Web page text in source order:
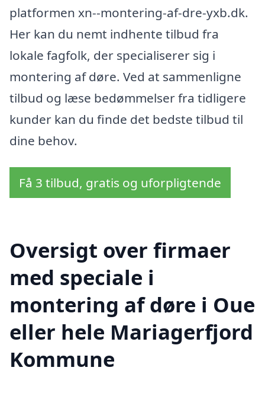
platformen xn--montering-af-dre-yxb.dk.
Her kan du nemt indhente tilbud fra
lokale fagfolk, der specialiserer sig i
montering af døre. Ved at sammenligne
tilbud og læse bedømmelser fra tidligere
kunder kan du finde det bedste tilbud til
dine behov.
Få 3 tilbud, gratis og uforpligtende
Oversigt over firmaer
med speciale i
montering af døre i Oue
eller hele Mariagerfjord
Kommune